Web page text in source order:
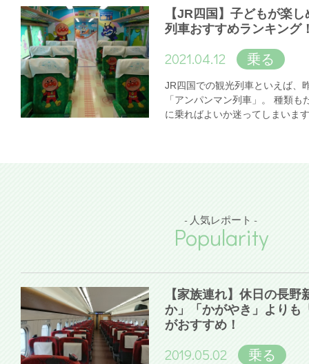
【JR四国】子どもが楽
列車おすすめランキング
2021.04.12 乗る
JR四国での観光列車といえば、
「アンパンマン列車」。 種類も
に乗ればよいか迷ってしまいます
- 人気レポート -
Popularity
【家族連れ】休日の長野
か」「かがやき」よりも
がおすすめ！
2019.05.02 乗る